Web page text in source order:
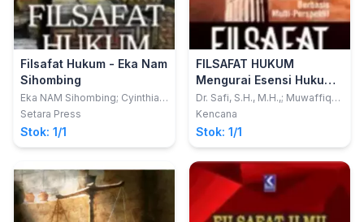
Filsafat Hukum - Eka Nam
Sihombing
Eka NAM Sihombing; Cyinthia
Hadita
Setara Press
Stok: 1/1
FILSAFAT HUKUM
Mengurai Esensi Hukum
Berbasis Multi-Perspektif
Dr. Safi, S.H., M.H.,; Muwaffiq
Jufri, S.H., M.H; Ansori, S.H.,
Kencana
Stok: 1/1